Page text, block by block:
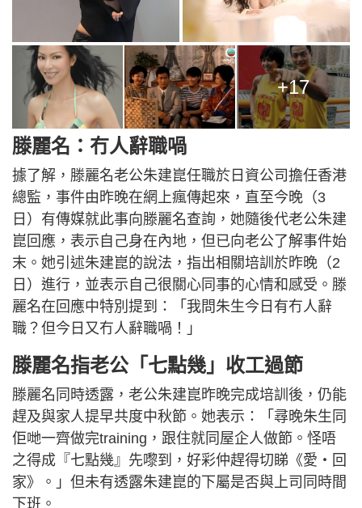
+17
滕麗名：冇人辭職喎
據了解，滕麗名老公朱建崑任職於日資公司擔任香港
總監，事件由昨晚在網上瘋傳起來，直至今晚（3
日）有傳媒就此事向滕麗名查詢，她隨後代老公朱建
崑回應，表示自己身在內地，但已向老公了解事件始
末。她引述朱建崑的說法，指出相關培訓於昨晚（2
日）進行，並表示自己很關心同事的心情和感受。滕
麗名在回應中特別提到：「我問朱生今日有冇人辭
職？但今日又冇人辭職喎！」
滕麗名指老公「七點幾」收工過節
滕麗名同時透露，老公朱建崑昨晚完成培訓後，仍能
趕及與家人提早共度中秋節。她表示：「尋晚朱生同
佢哋一齊做完training，跟住就同屋企人做節。怪唔
之得成『七點幾』先嚟到，好彩仲趕得切睇《愛‧回
家》。」但未有透露朱建崑的下屬是否與上司同時間
下班。